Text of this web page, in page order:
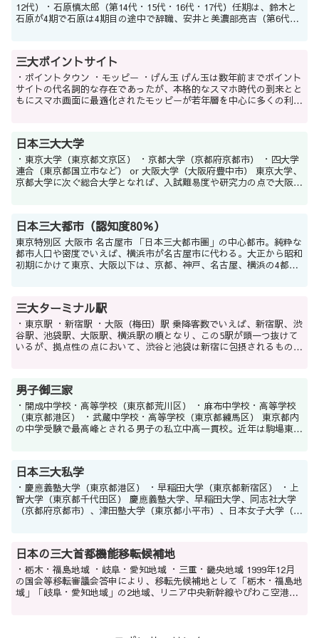
12代）・石原慎太郎（第14代・15代・16代・17代）任期は、鈴木と
石原が4期で石原は4期目の途中で辞職、安井と美濃部亮吉（第6代・
三大ポイントサイト
・ポイントタウン ・モッピー ・げん玉 げん玉は数年前までポイント
サイトの代名詞的な存在であったが、本格的なスマホ時代の到来とと
もにスマホ画面に最適化されたモッピーが若年層を中心に多くの利用
日本三大大学
・東京大学（東京都文京区） ・京都大学（京都府京都市） ・四大学
連合（東京都国立市など） or 大阪大学（大阪府豊中市） 東京大学、
京都大学に次ぐ総合大学となれば、入試難易度や研究力の点で大阪大
日本三大都市（認知度80％）
東京特別区 大阪市 名古屋市 「日本三大都市圏」の中心都市。純粋な
都市人口や密度でいえば、横浜市が名古屋市に代わる。大正から昭和
初期にかけて東京、大阪以下は、京都、神戸、名古屋、横浜の4都市
三大ターミナル駅
・東京駅 ・新宿駅 ・大阪（梅田）駅 乗降客数でいえば、新宿駅、渋
谷駅、池袋駅、大阪駅、横浜駅の順となり、この5駅が頭一つ抜けて
いるが、拠点性の点において、渋谷と池袋は新宿に包摂されるもので
男子御三家
・開成中学校・高等学校（東京都荒川区） ・麻布中学校・高等学校
（東京都港区） ・武蔵中学校・高等学校（東京都練馬区） 東京都内
の中学受験で最高峰とされる男子の私立中高一貫校。近年は駒場東邦
日本三大私学
・慶應義塾大学（東京都港区） ・早稲田大学（東京都新宿区） ・上
智大学（東京都千代田区） 慶應義塾大学、早稲田大学、同志社大学
（京都府京都市）、津田塾大学（東京都小平市）、日本女子大学（東
日本の三大首都機能移転候補地
・栃木・福島地域 ・岐阜・愛知地域 ・三重・畿央地域 1999年12月
の国会等移転審議会答申により、移転先候補地として「栃木・福島地
域」「岐阜・愛知地域」の2地域、リニア中央新幹線やびわこ空港の